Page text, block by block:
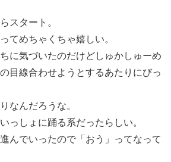
スタート。
てめちゃくちゃ嬉しい。
に気づいたのだけどしゅかしゅーめ
目線合わせようとするあたりにびっ
なんだろうな。
っしょに踊る系だったらしい。
んでいったので「おう」ってなって